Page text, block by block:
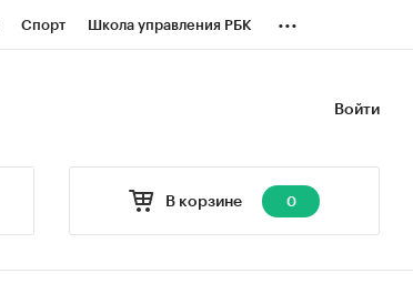
Спорт Школа управления РБК ...
Войти
В корзине 0